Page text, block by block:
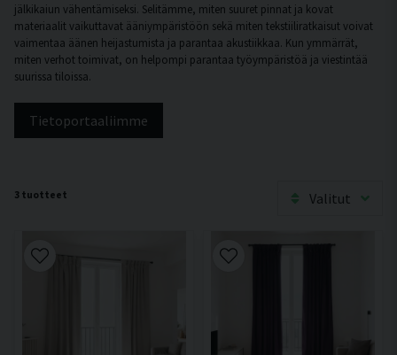
jälkikaiun vähentämiseksi. Selitämme, miten suuret pinnat ja kovat
materiaalit vaikuttavat ääniympäristöön sekä miten tekstiiliratkaisut voivat
vaimentaa äänen heijastumista ja parantaa akustiikkaa. Kun ymmärrät,
miten verhot toimivat, on helpompi parantaa työympäristöä ja viestintää
suurissa tiloissa.
Tietoportaaliimme
3 tuotteet Valitut